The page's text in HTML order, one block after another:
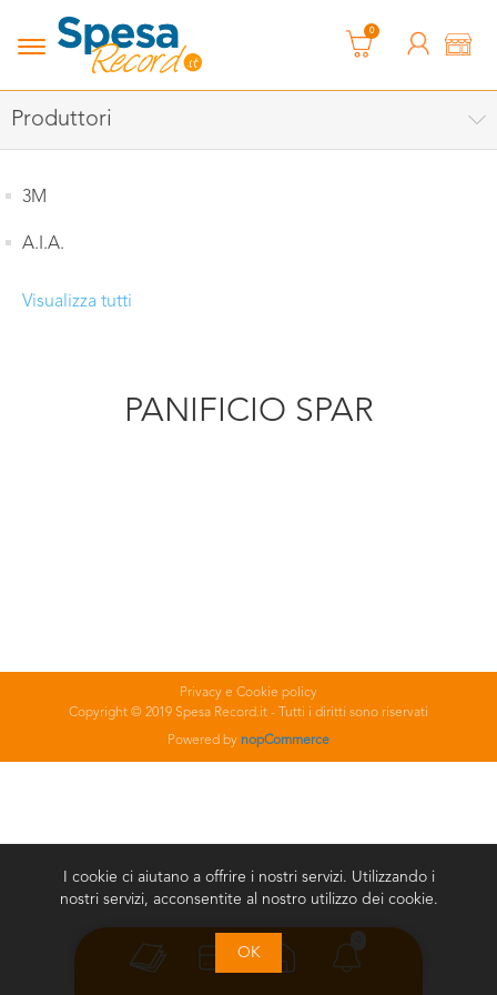
0
Produttori
3M
A.I.A.
Visualizza tutti
PANIFICIO SPAR
Privacy e Cookie policy
Copyright © 2019 Spesa Record.it - Tutti i diritti sono riservati
Powered by nopCommerce
I cookie ci aiutano a offrire i nostri servizi. Utilizzando i
nostri servizi, acconsentite al nostro utilizzo dei cookie.
OK